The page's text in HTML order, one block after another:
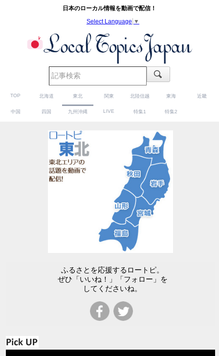
日本のローカル情報を動画で配信！
Select Language ▼
TOP 北海道 東北 関東 北陸信越 東海 近畿
中国 四国 九州沖縄 LIVE 特集1 特集2
ふるさとを応援するロートピ。
ぜひ「いいね！」「フォロー」を
してくださいね。